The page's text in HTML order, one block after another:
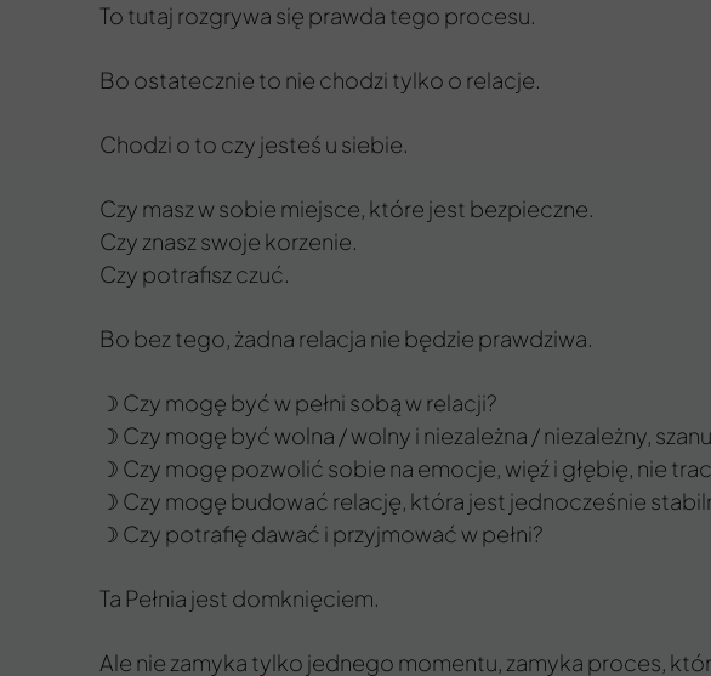
To tutaj rozgrywa się prawda tego procesu.
Bo ostatecznie to nie chodzi tylko o relacje.
Chodzi o to czy jesteś u siebie.
Czy masz w sobie miejsce, które jest bezpieczne.
Czy znasz swoje korzenie.
Czy potrafisz czuć.
Bo bez tego, żadna relacja nie będzie prawdziwa.
☽ Czy mogę być w pełni sobą w relacji?
☽ Czy mogę być wolna / wolny i niezależna / niezależny,
☽ Czy mogę pozwolić sobie na emocje, więź i głębię, nie
☽ Czy mogę budować relację, która jest jednocześnie
☽ Czy potrafię dawać i przyjmować w pełni?
Ta Pełnia jest domknięciem.
Ale nie zamyka tylko jednego momentu, zamyka proces,